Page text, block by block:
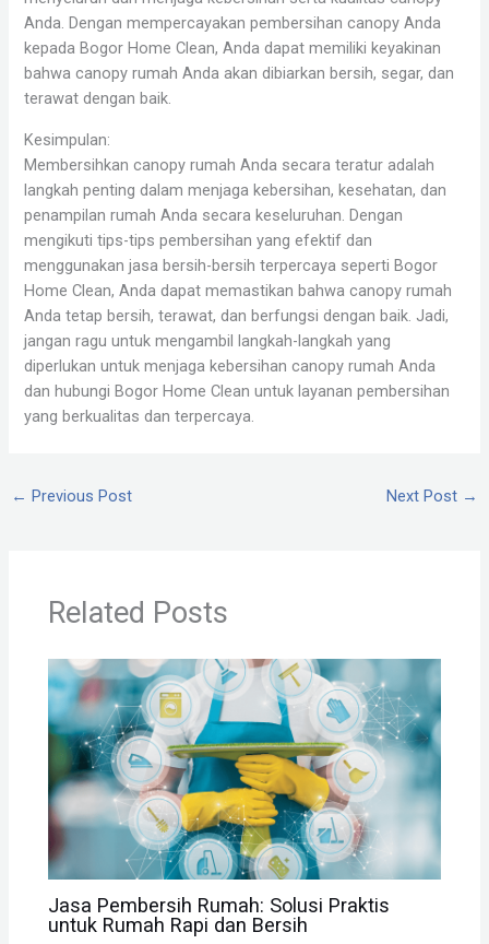
Anda. Dengan mempercayakan pembersihan canopy Anda
kepada Bogor Home Clean, Anda dapat memiliki keyakinan
bahwa canopy rumah Anda akan dibiarkan bersih, segar, dan
terawat dengan baik.
Kesimpulan:
Membersihkan canopy rumah Anda secara teratur adalah
langkah penting dalam menjaga kebersihan, kesehatan, dan
penampilan rumah Anda secara keseluruhan. Dengan
mengikuti tips-tips pembersihan yang efektif dan
menggunakan jasa bersih-bersih terpercaya seperti Bogor
Home Clean, Anda dapat memastikan bahwa canopy rumah
Anda tetap bersih, terawat, dan berfungsi dengan baik. Jadi,
jangan ragu untuk mengambil langkah-langkah yang
diperlukan untuk menjaga kebersihan canopy rumah Anda
dan hubungi Bogor Home Clean untuk layanan pembersihan
yang berkualitas dan terpercaya.
← Previous Post Next Post →
Related Posts
Jasa Pembersih Rumah: Solusi Praktis
untuk Rumah Rapi dan Bersih